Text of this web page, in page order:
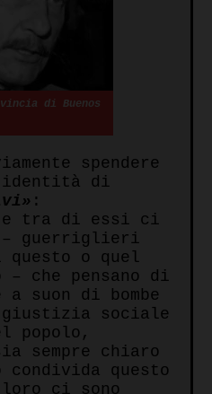
di Buenos
spendere
di
:
tra di essi ci
guerriglieri
o quel
– che pensano di
suon di bombe
sociale
popolo,
sempre chiaro
questo
ci sono